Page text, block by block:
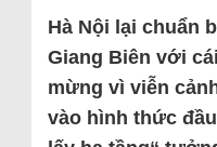
Hà Nội lại chuẩn
Giang Biên với
mừng vì viễn
vào hình thức